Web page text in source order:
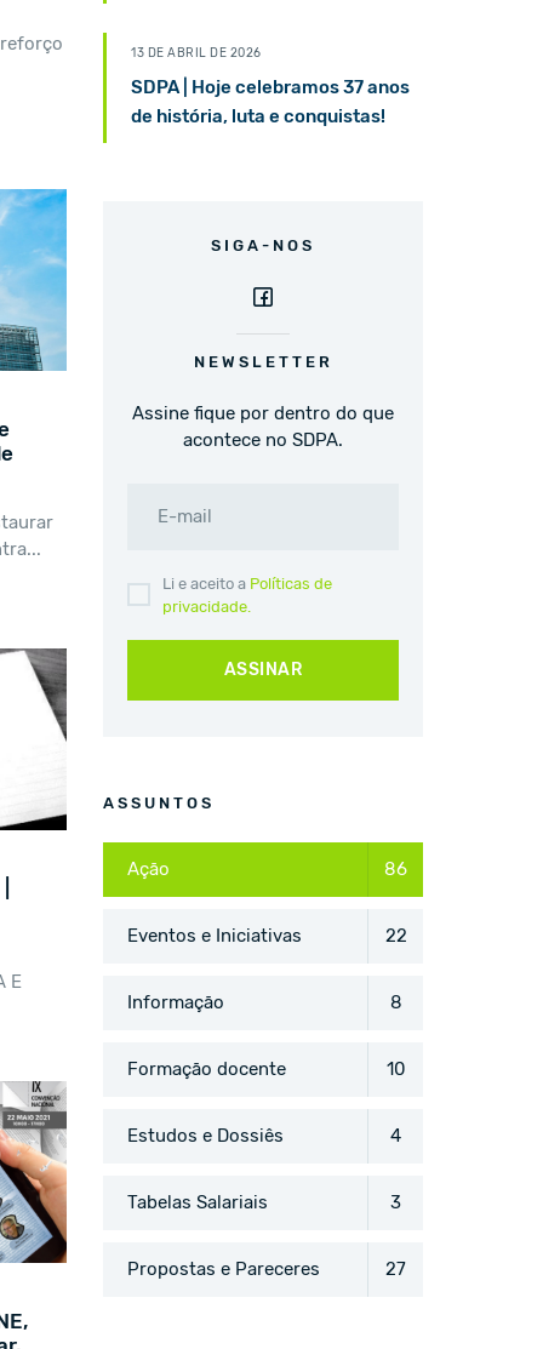
E
13 DE ABRIL DE 2026
SDPA | Hoje celebramos 37 anos
de história, luta e conquistas!
SIGA-NOS
NEWSLETTER
Assine fique por dentro do que
acontece no SDPA.
E-mail
Li e aceito a Políticas de
privacidade.
ASSINAR
ASSUNTOS
Ação 86
Eventos e Iniciativas 22
Informação 8
Formação docente 10
Estudos e Dossiês 4
Tabelas Salariais 3
Propostas e Pareceres 27